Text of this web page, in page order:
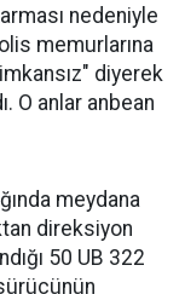
nedeniyle
memurlarına
diyerek
O anlar anbean
meydana
direksiyon
50 UB 322